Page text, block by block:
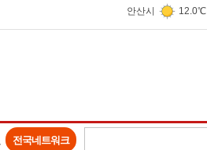
안산시 12.0℃
전국네트워크